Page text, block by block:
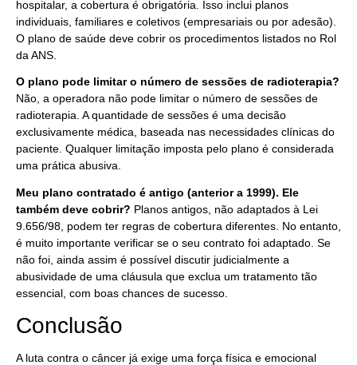
hospitalar, a cobertura é obrigatória. Isso inclui planos
individuais, familiares e coletivos (empresariais ou por adesão).
O plano de saúde deve cobrir os procedimentos listados no Rol
da ANS.
O plano pode limitar o número de sessões de radioterapia?
Não, a operadora não pode limitar o número de sessões de
radioterapia. A quantidade de sessões é uma decisão
exclusivamente médica, baseada nas necessidades clínicas do
paciente. Qualquer limitação imposta pelo plano é considerada
uma prática abusiva.
Meu plano contratado é antigo (anterior a 1999). Ele
também deve cobrir? Planos antigos, não adaptados à Lei
9.656/98, podem ter regras de cobertura diferentes. No entanto,
é muito importante verificar se o seu contrato foi adaptado. Se
não foi, ainda assim é possível discutir judicialmente a
abusividade de uma cláusula que exclua um tratamento tão
essencial, com boas chances de sucesso.
Conclusão
A luta contra o câncer já exige uma força física e emocional